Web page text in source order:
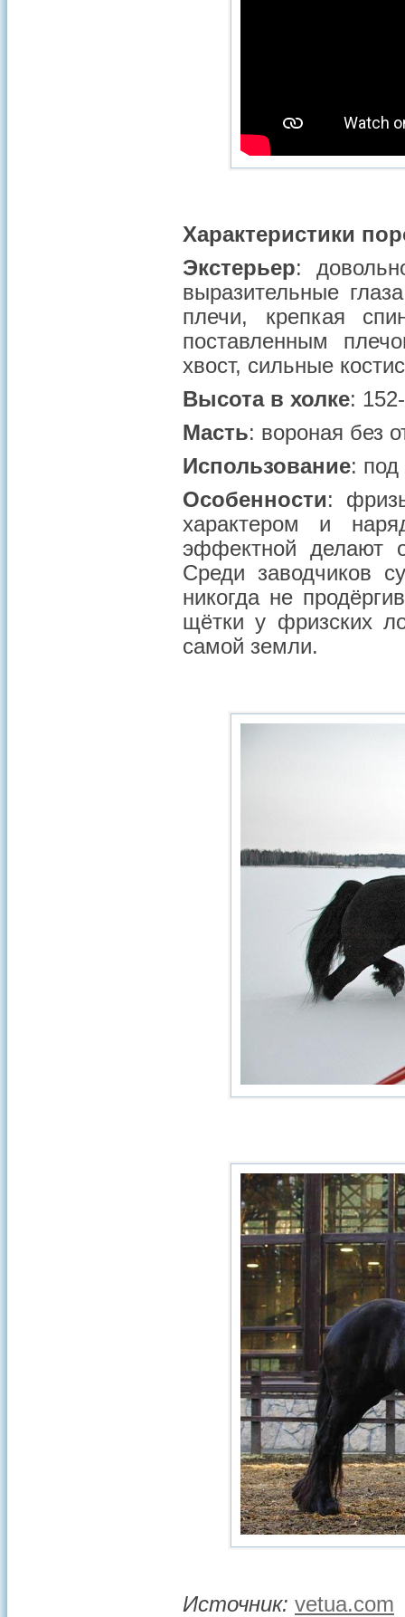
Характеристики
Экстерьер:
выразительные
плечи, крепкая
поставленным
хвост, сильные
Высота в холке:
Масть: вороная без
Использование:
Особенности:
характером и
эффектной делают
Среди заводчиков
никогда не
щётки у фризских
самой земли.
Источник: vetua.com